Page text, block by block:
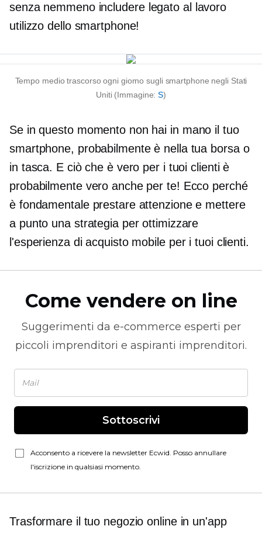
senza nemmeno includere legato al lavoro
utilizzo dello smartphone!
Tempo medio trascorso ogni giorno sugli smartphone negli Stati
Uniti (Immagine:S)
Se in questo momento non hai in mano il tuo
smartphone, probabilmente è nella tua borsa o
in tasca. E ciò che è vero per i tuoi clienti è
probabilmente vero anche per te! Ecco perché
è fondamentale prestare attenzione e mettere
a punto una strategia per ottimizzare
l'esperienza di acquisto mobile per i tuoi clienti.
Come vendere on line
Suggerimenti da e-commerce esperti per
piccoli imprenditori e aspiranti imprenditori.
Sottoscrivi
Acconsento a ricevere la newsletter Ecwid. Posso annullare
l'iscrizione in qualsiasi momento.
Trasformare il tuo negozio online in un'app